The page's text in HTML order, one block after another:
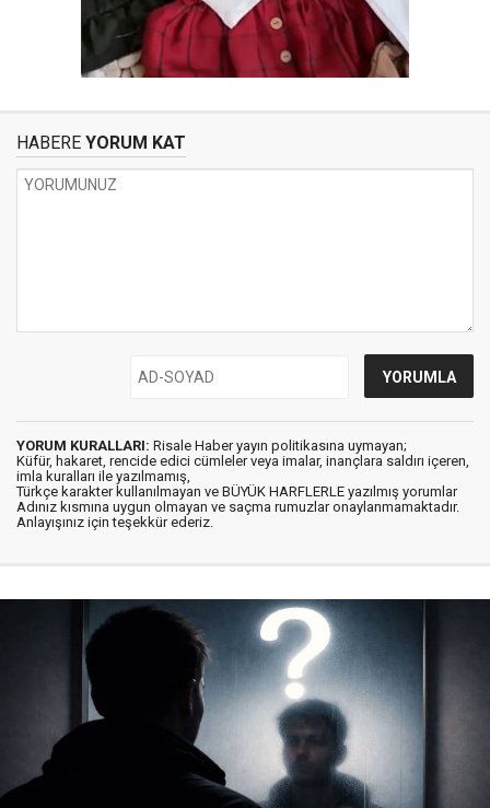
HABERE YORUM KAT
YORUM KURALLARI: Risale Haber yayın politikasına uymayan;
Küfür, hakaret, rencide edici cümleler veya imalar, inançlara saldırı içeren,
imla kuralları ile yazılmamış,
Türkçe karakter kullanılmayan ve BÜYÜK HARFLERLE yazılmış yorumlar
Adınız kısmına uygun olmayan ve saçma rumuzlar onaylanmamaktadır.
Anlayışınız için teşekkür ederiz.